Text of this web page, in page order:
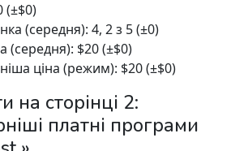
(±$0)
(середня): 4, 2 з 5 (±0)
(середня): $20 (±$0)
ціна (режим): $20 (±$0)
на сторінці 2:
платні програми